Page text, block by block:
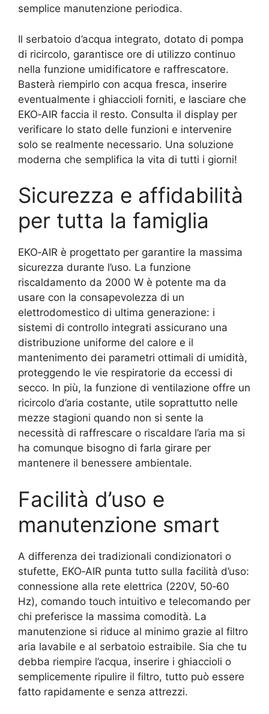
semplice manutenzione periodica.
Il serbatoio d’acqua integrato, dotato di pompa
di ricircolo, garantisce ore di utilizzo continuo
nella funzione umidificatore e raffrescatore.
Basterà riempirlo con acqua fresca, inserire
eventualmente i ghiaccioli forniti, e lasciare che
EKO‑AIR faccia il resto. Consulta il display per
verificare lo stato delle funzioni e intervenire
solo se realmente necessario. Una soluzione
moderna che semplifica la vita di tutti i giorni!
Sicurezza e affidabilità
per tutta la famiglia
EKO‑AIR è progettato per garantire la massima
sicurezza durante l’uso. La funzione
riscaldamento da 2000 W è potente ma da
usare con la consapevolezza di un
elettrodomestico di ultima generazione: i
sistemi di controllo integrati assicurano una
distribuzione uniforme del calore e il
mantenimento dei parametri ottimali di umidità,
proteggendo le vie respiratorie da eccessi di
secco. In più, la funzione di ventilazione offre un
ricircolo d’aria costante, utile soprattutto nelle
mezze stagioni quando non si sente la
necessità di raffrescare o riscaldare l’aria ma si
ha comunque bisogno di farla girare per
mantenere il benessere ambientale.
Facilità d’uso e
manutenzione smart
A differenza dei tradizionali condizionatori o
stufette, EKO‑AIR punta tutto sulla facilità d’uso:
connessione alla rete elettrica (220V, 50‑60
Hz), comando touch intuitivo e telecomando per
chi preferisce la massima comodità. La
manutenzione si riduce al minimo grazie al filtro
aria lavabile e al serbatoio estraibile. Sia che tu
debba riempire l’acqua, inserire i ghiaccioli o
semplicemente ripulire il filtro, tutto può essere
fatto rapidamente e senza attrezzi.